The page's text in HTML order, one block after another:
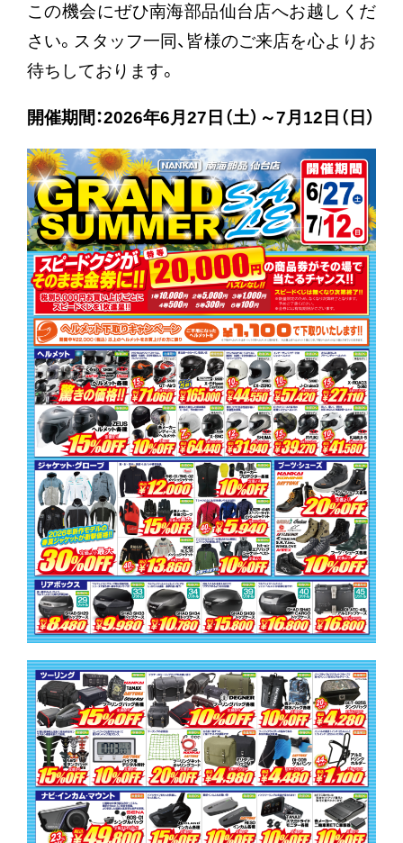
この機会にぜひ南海部品仙台店へお越しくだ
さい。スタッフ一同、皆様のご来店を心よりお
待ちしております。
開催期間：2026年6月27日（土）～7月12日（日）